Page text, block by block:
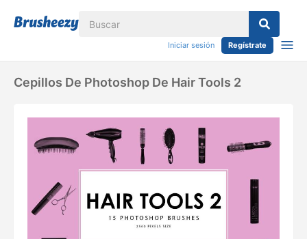
Iniciar sesión Regístrate
Cepillos De Photoshop De Hair Tools 2